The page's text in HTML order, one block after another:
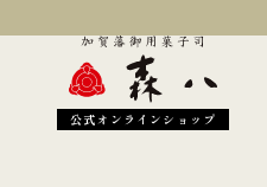
公式オンラインショップ